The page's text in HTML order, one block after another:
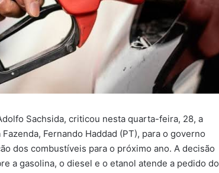
Sachsida, criticou nesta quarta-feira, 28, a
Fernando Haddad (PT), para o governo
dos combustíveis para o próximo ano. A decisão
a gasolina, o diesel e o etanol atende a pedido do